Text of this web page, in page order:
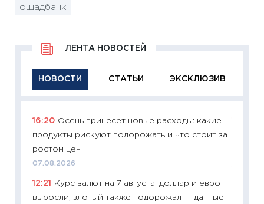
ощадбанк
НОВОСТИ СТАТЬИ ЭКСКЛЮЗИВ
ЛЕНТА НОВОСТЕЙ
16:20 Осень принесет новые расходы: какие
продукты рискуют подорожать и что стоит за
ростом цен
07.08.2026
12:21
Курс валют на 7 августа: доллар и евро
выросли, злотый также подорожал — данные